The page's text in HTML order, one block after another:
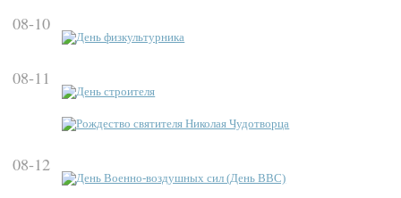
08-10
День физкультурника
08-11
День строителя
Рождество святителя Николая Чудотворца
08-12
День Военно-воздушных сил (День ВВС)